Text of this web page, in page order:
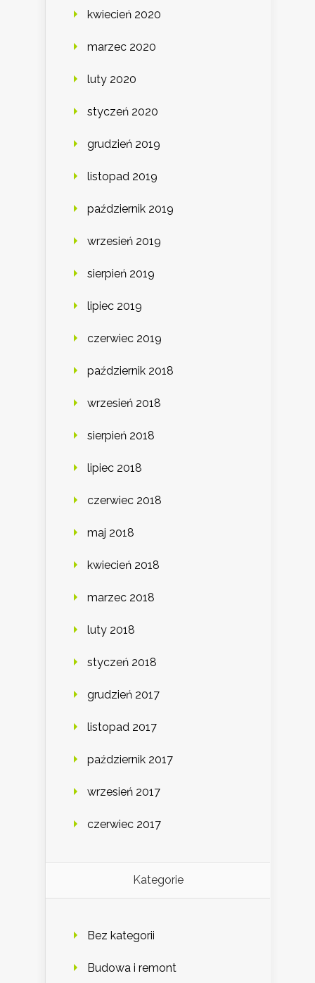
kwiecień 2020
marzec 2020
luty 2020
styczeń 2020
grudzień 2019
listopad 2019
październik 2019
wrzesień 2019
sierpień 2019
lipiec 2019
czerwiec 2019
październik 2018
wrzesień 2018
sierpień 2018
lipiec 2018
czerwiec 2018
maj 2018
kwiecień 2018
marzec 2018
luty 2018
styczeń 2018
grudzień 2017
listopad 2017
październik 2017
wrzesień 2017
czerwiec 2017
Kategorie
Bez kategorii
Budowa i remont